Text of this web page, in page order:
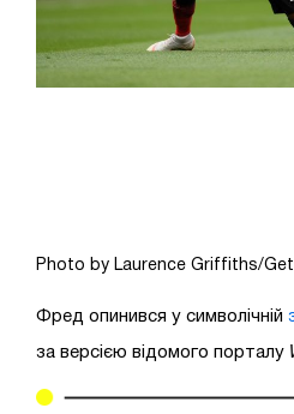
Photo by Laurence Griffiths/
Фред опинився у символічній
за версією відомого порталу